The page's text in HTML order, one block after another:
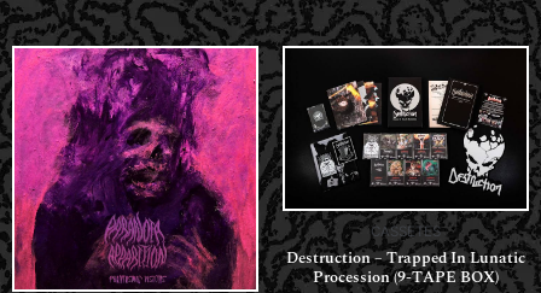
CASSETES
Destruction – Trapped In Lunatic
Procession (9-TAPE BOX)